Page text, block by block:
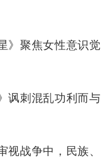
》聚焦女性意识觉
讽刺混乱功利而与
视战争中，民族、